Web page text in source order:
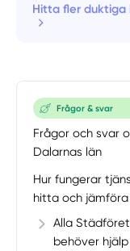
Manuellt
Hitta fler duktiga
Frågor & svar
Frågor och svar
Dalarnas län
Hur fungerar
hitta och jämföra
Alla
behöver